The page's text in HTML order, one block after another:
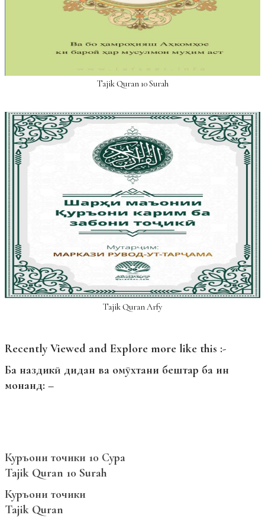
Tajik Quran 10 Surah
Tajik Quran Arfy
Recently Viewed and Explore more like this :-
Ба наздикӣ дидан ва омӯхтани бештар ба ин
монанд: –
Куръони точики 10 Сура
Tajik Quran 10 Surah
Куръони точики
Tajik Quran